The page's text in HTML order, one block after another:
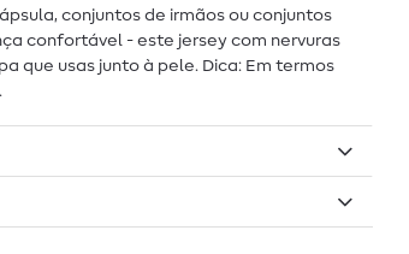
conjuntos de irmãos ou conjuntos
confortável - este jersey com nervuras
que usas junto à pele. Dica: Em termos